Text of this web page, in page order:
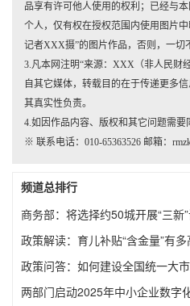
品享有许可他人使用的权利；已经与
个人，仅有权在授权范围内使用图片
记者XXX摄”的图片作品，否则，一切
3.凡本网注明“来源：XXX（非人民财
自其它媒体，转载目的在于传递更多
其真实性负责。
4.如因作品内容、版权和其它问题需要
※ 联系电话：010-65363526 邮箱：
频道总排行
商务部：将选择约50城开展“三新
政策解读：育儿补贴“含金量”有多
政策问答：如何建设全国统一大
两部门启动2025年中小企业数字